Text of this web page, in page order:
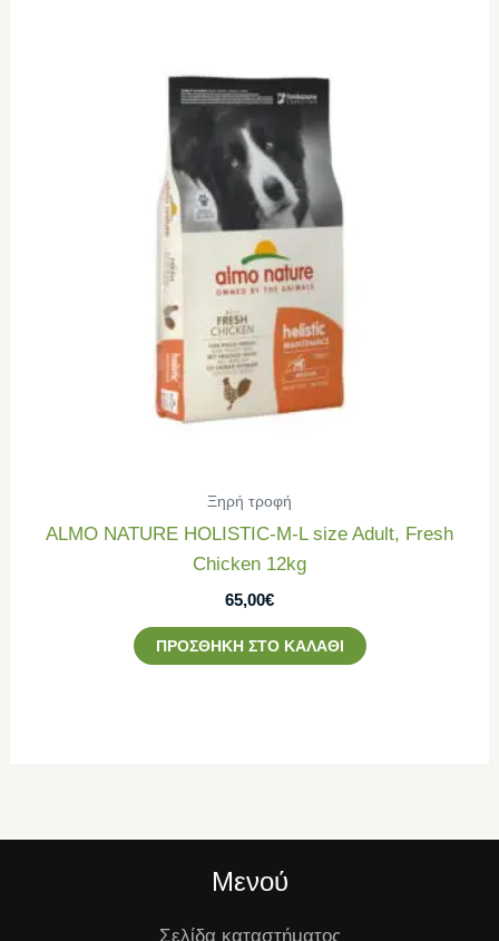
Ξηρή τροφή
ALMO NATURE HOLISTIC-M-L size Adult, Fresh
Chicken 12kg
65,00€
ΠΡΟΣΘΉΚΗ ΣΤΟ ΚΑΛΆΘΙ
Μενού
Σελίδα καταστήματος